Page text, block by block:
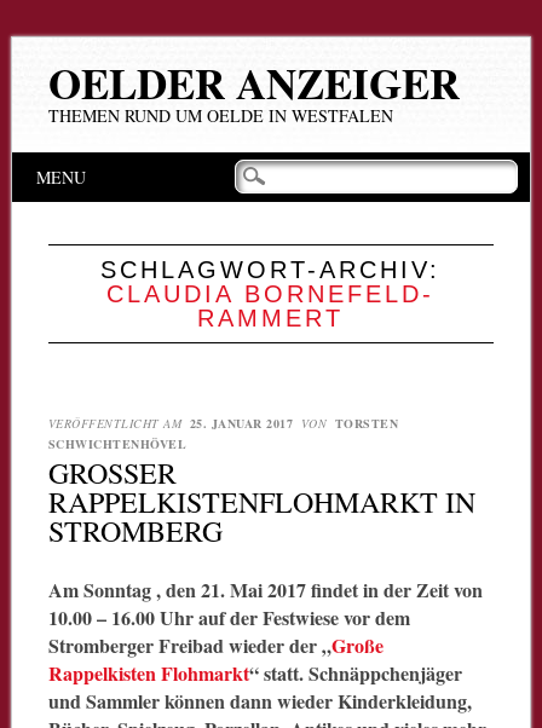
OELDER ANZEIGER
THEMEN RUND UM OELDE IN WESTFALEN
Hauptmenü
Inhalt
MENU
SCHLAGWORT-ARCHIV:
CLAUDIA BORNEFELD-
RAMMERT
VERÖFFENTLICHT AM 25. JANUAR 2017 VON TORSTEN
SCHWICHTENHÖVEL
GROSSER R
APPELKISTENFLOHMARKT IN S
TROMBERG
Am Sonntag , den 21. Mai 2017 findet in der Zeit von
10.00 – 16.00 Uhr auf der Festwiese vor dem
Stromberger Freibad wieder der „Große
Rappelkisten Flohmarkt“ statt. Schnäppchenjäger
und Sammler können dann wieder Kinderkleidung,